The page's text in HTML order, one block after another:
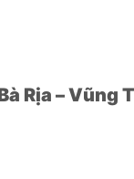
Rịa – Vũng